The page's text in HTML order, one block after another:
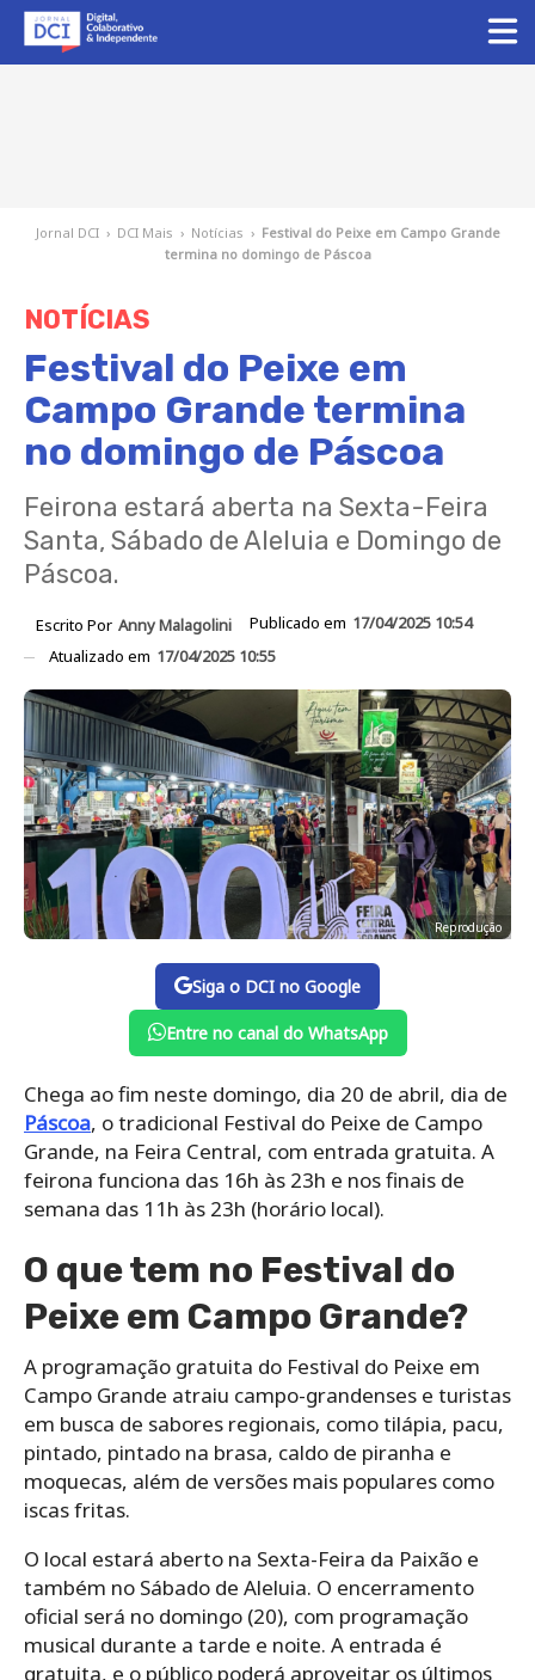
Jornal DCI › DCI Mais › Notícias › Festival do Peixe em Campo Grande
termina no domingo de Páscoa
NOTÍCIAS
Festival do Peixe em
Campo Grande termina
no domingo de Páscoa
Feirona estará aberta na Sexta-Feira
Santa, Sábado de Aleluia e Domingo de
Páscoa.
Escrito Por Anny Malagolini Publicado em 17/04/2025 10:54
Atualizado em 17/04/2025 10:55
Reprodução
Siga o DCI no Google
Entre no canal do WhatsApp
Chega ao fim neste domingo, dia 20 de abril, dia de
Páscoa, o tradicional Festival do Peixe de Campo
Grande, na Feira Central, com entrada gratuita. A
feirona funciona das 16h às 23h e nos finais de
semana das 11h às 23h (horário local).
O que tem no Festival do
Peixe em Campo Grande?
A programação gratuita do Festival do Peixe em
Campo Grande atraiu campo-grandenses e turistas
em busca de sabores regionais, como tilápia, pacu,
pintado, pintado na brasa, caldo de piranha e
moquecas, além de versões mais populares como
iscas fritas.
O local estará aberto na Sexta-Feira da Paixão e
também no Sábado de Aleluia. O encerramento
oficial será no domingo (20), com programação
musical durante a tarde e noite. A entrada é
gratuita, e o público poderá aproveitar os últimos